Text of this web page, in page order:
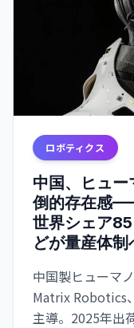
ロボティクス
中国、ヒュ
倒的存在感
世界シェア
どが量産体制
中国製ヒューマ
Matrix Robotics
主導。2025年出